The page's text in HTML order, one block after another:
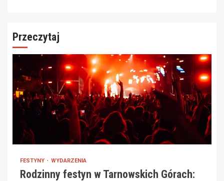
Przeczytaj
FESTYNY WYDARZENIA
Rodzinny festyn w Tarnowskich Górach: